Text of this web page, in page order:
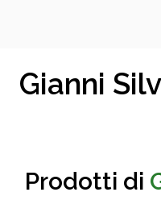
Gianni
Prodotti di